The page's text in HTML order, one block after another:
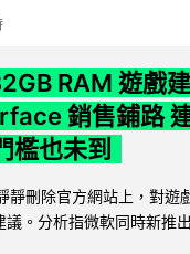
RAM 遊戲
銷售鋪路
檻也未到
刪除官方網站上，對遊
議。分析指微軟同時新推